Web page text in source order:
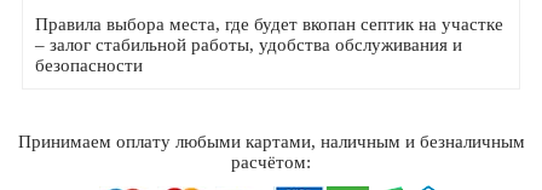
Правила выбора места, где будет вкопан септик на участке
– залог стабильной работы, удобства обслуживания и
безопасности
Принимаем оплату любыми картами, наличным и безналичным
расчётом: